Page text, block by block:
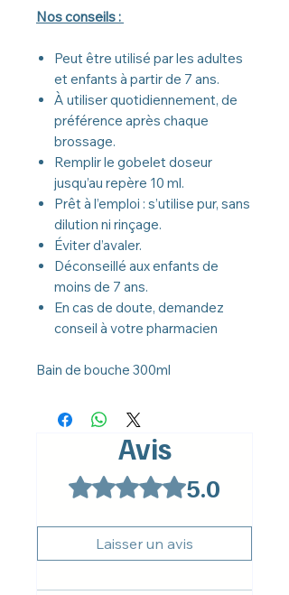
Nos conseils :
Peut être utilisé par les adultes
et enfants à partir de 7 ans.
À utiliser quotidiennement, de
préférence après chaque
brossage.
Remplir le gobelet doseur
jusqu’au repère 10 ml.
Prêt à l’emploi : s’utilise pur, sans
dilution ni rinçage.
Éviter d’avaler.
Déconseillé aux enfants de
moins de 7 ans.
En cas de doute, demandez
conseil à votre pharmacien
Bain de bouche 300ml
Avis
Noté 5 sur 5. 5.0
Laisser un avis